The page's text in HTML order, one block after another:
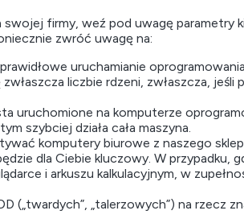
firmy, weź pod uwagę parametry
zwróć uwagę na:
uruchamianie
liczbie rdzeni, zwłaszcza, jeśli
uruchomione na komputerze
szybciej działa cała maszyna.
komputery biurowe z naszego
dla Ciebie kluczowy. W przypadku,
i arkuszu kalkulacyjnym, w
(„twardych”, „talerzowych”) na rzecz